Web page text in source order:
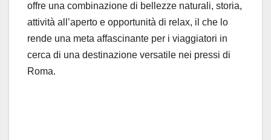
offre una combinazione di bellezze naturali, storia,
attività all’aperto e opportunità di relax, il che lo
rende una meta affascinante per i viaggiatori in
cerca di una destinazione versatile nei pressi di
Roma.